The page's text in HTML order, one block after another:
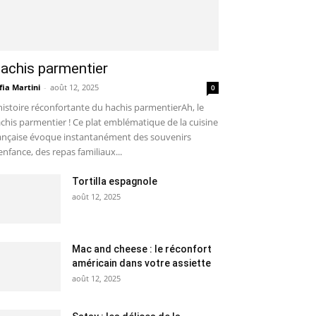
parmentier
Martini - août 12, 2025 0
réconfortante du hachis parmentierAh, le
parmentier ! Ce plat emblématique de la cuisine
évoque instantanément des souvenirs
des repas familiaux...
Tortilla espagnole
août 12, 2025
Mac and cheese : le réconfort
américain dans votre assiette
août 12, 2025